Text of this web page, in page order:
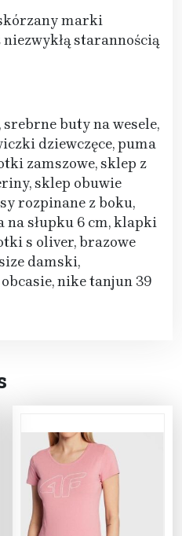
marki
niezwykłą starannością
buty na wesele,
dziewczęce, puma
zamszowe, sklep z
sklep obuwie
rozpinane z boku,
na słupku 6 cm, klapki
s oliver, brazowe
damski,
nike tanjun 39